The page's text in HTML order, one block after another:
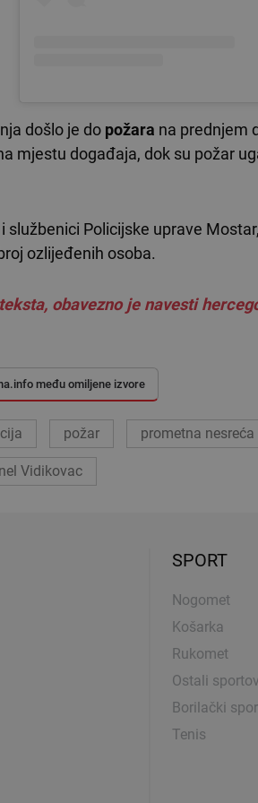
došlo je do požara na prednjem
mjestu događaja, dok su požar
službenici Policijske uprave
ozlijeđenih osoba.
obavezno je navesti
među omiljene izvore
požar prometna nesreća
Vidikovac
SPORT
Nogomet
Košarka
Rukomet
Ostali
Borilački
Tenis